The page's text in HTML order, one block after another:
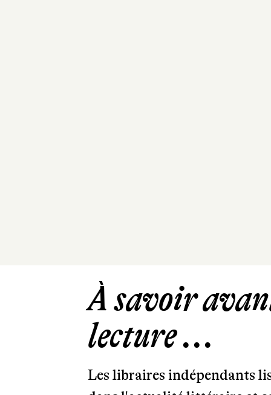
À savoir
lecture ...
Les libraires indépendants